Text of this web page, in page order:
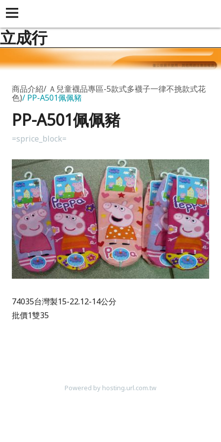
立成行
商品介紹
Ａ兒童襪品專區-5款式多襪子一律不挑款式花
色) PP-A501佩佩豬
PP-A501佩佩豬
=sprice_block=
74035台灣製15-22.12-14公分
批價1雙35
Powered by hosting.url.com.tw